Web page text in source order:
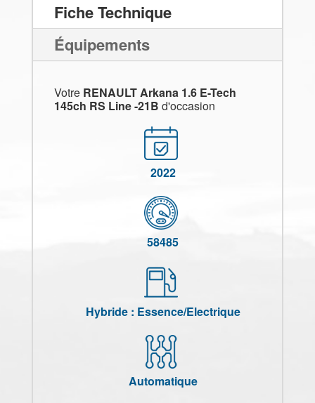
Fiche Technique
Équipements
Votre RENAULT Arkana 1.6 E-Tech
145ch RS Line -21B d'occasion
2022
58485
Hybride : Essence/Electrique
Automatique